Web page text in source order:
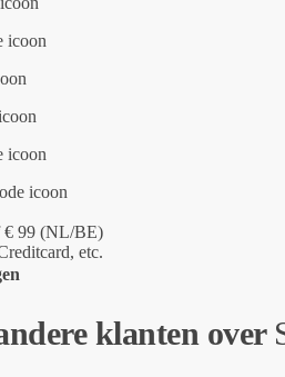
€ 99 (NL/BE)
etc.
klanten over